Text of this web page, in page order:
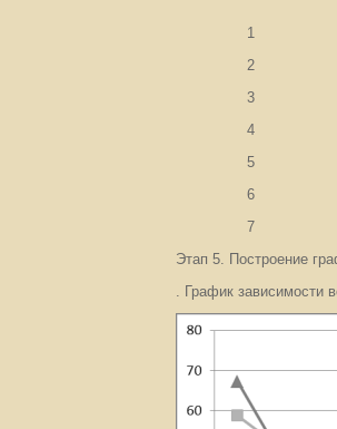
1
2
3
4
5
6
7
Этап 5. Построение
. График зависимости